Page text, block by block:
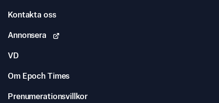
Kontakta oss
Annonsera
VD
Om Epoch Times
Prenumerationsvillkor